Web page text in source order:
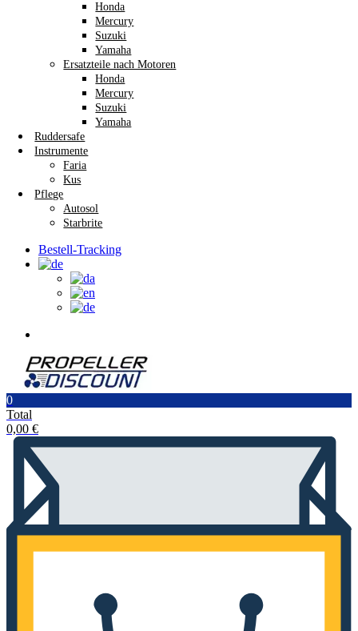
Honda
Mercury
Suzuki
Yamaha
Ersatzteile nach Motoren
Honda
Mercury
Suzuki
Yamaha
Ruddersafe
Instrumente
Faria
Kus
Pflege
Autosol
Starbrite
Bestell-Tracking
0
Total
0,00 €